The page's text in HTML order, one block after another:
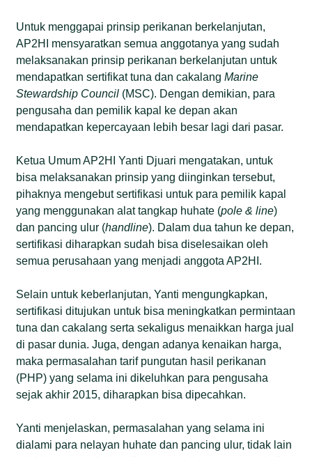
Untuk menggapai prinsip perikanan berkelanjutan,
AP2HI mensyaratkan semua anggotanya yang sudah
melaksanakan prinsip perikanan berkelanjutan untuk
mendapatkan sertifikat tuna dan cakalangMarine
Stewardship Council (MSC). Dengan demikian, para
pengusaha dan pemilik kapal ke depan akan
mendapatkan kepercayaan lebih besar lagi dari pasar.
Ketua Umum AP2HI Yanti Djuari mengatakan, untuk
bisa melaksanakan prinsip yang diinginkan tersebut,
pihaknya mengebut sertifikasi untuk para pemilik kapal
yang menggunakan alat tangkap huhate (pole & line)
dan pancing ulur (handline). Dalam dua tahun ke depan,
sertifikasi diharapkan sudah bisa diselesaikan oleh
semua perusahaan yang menjadi anggota AP2HI.
Selain untuk keberlanjutan, Yanti mengungkapkan,
sertifikasi ditujukan untuk bisa meningkatkan permintaan
tuna dan cakalang serta sekaligus menaikkan harga jual
di pasar dunia. Juga, dengan adanya kenaikan harga,
maka permasalahan tarif pungutan hasil perikanan
(PHP) yang selama ini dikeluhkan para pengusaha
sejak akhir 2015, diharapkan bisa dipecahkan.
Yanti menjelaskan, permasalahan yang selama ini
dialami para nelayan huhate dan pancing ulur, tidak lain